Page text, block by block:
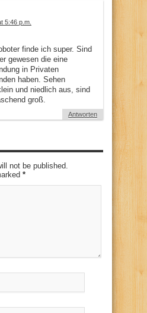
5:46 p.m.
finde ich super. Sind
gewesen die eine
in Privaten
haben. Sehen
und niedlich aus, sind
groß.
Antworten
not be published.
*